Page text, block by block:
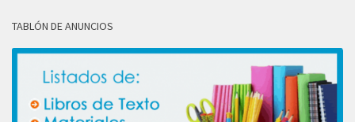
TABLÓN DE ANUNCIOS